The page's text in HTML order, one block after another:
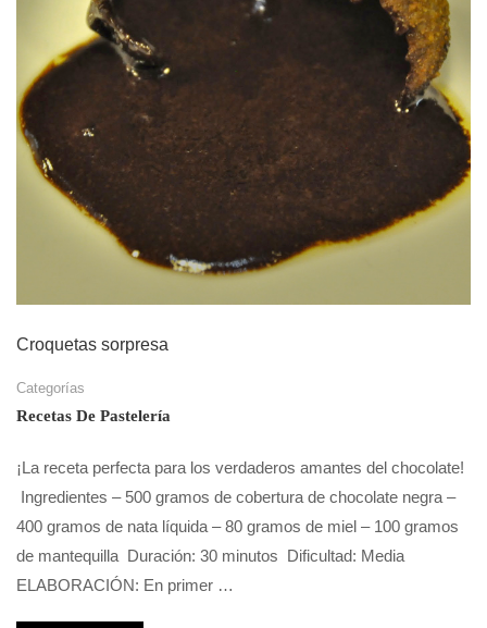
Croquetas sorpresa
Categorías
Recetas De Pastelería
¡La receta perfecta para los verdaderos amantes del chocolate!
Ingredientes – 500 gramos de cobertura de chocolate negra –
400 gramos de nata líquida – 80 gramos de miel – 100 gramos
de mantequilla Duración: 30 minutos Dificultad: Media
ELABORACIÓN: En primer …